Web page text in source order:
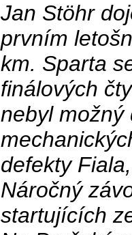
Jan Stöhr
prvním
km. Sparta
finálových
nebyl možný
defekty
Náročný
startujících